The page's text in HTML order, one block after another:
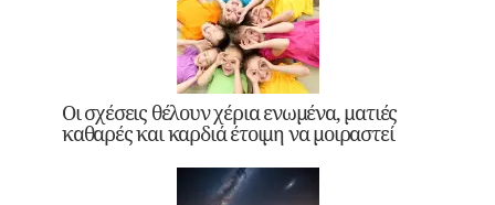
Οι σχέσεις θέλουν χέρια ενωμένα, ματιές
καθαρές και καρδιά έτοιμη να μοιραστεί